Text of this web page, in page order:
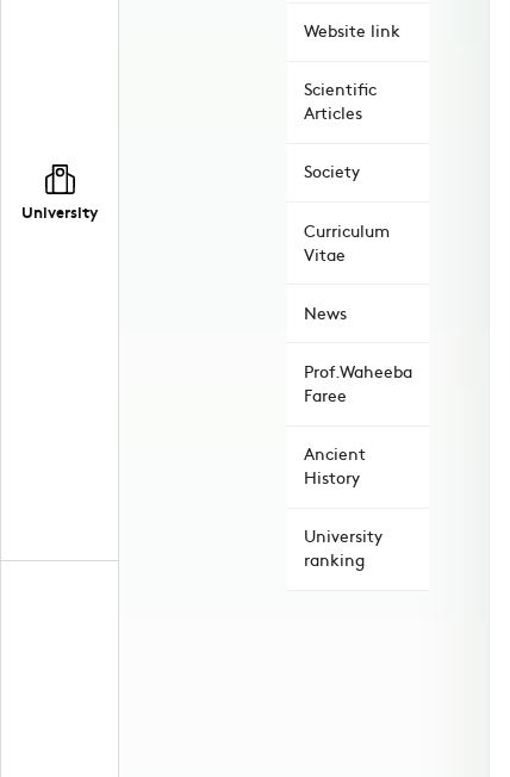
University
Website link
Scientific
Articles
Society
Curriculum
Vitae
News
Prof.Waheeba
Faree
Ancient
History
University
ranking